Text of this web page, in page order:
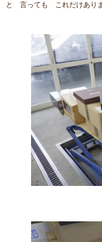
と 言っても これだけあり